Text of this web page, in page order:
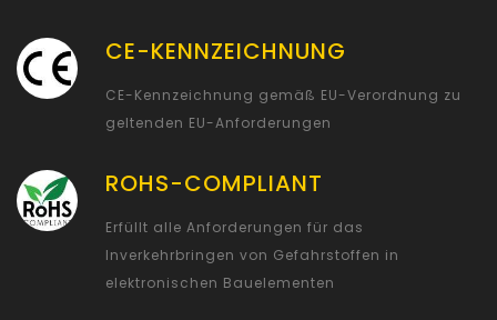
CE-KENNZEICHNUNG
CE-Kennzeichnung gemäß EU-Verordnung zu
geltenden EU-Anforderungen
ROHS-COMPLIANT
Erfüllt alle Anforderungen für das
Inverkehrbringen von Gefahrstoffen in
elektronischen Bauelementen